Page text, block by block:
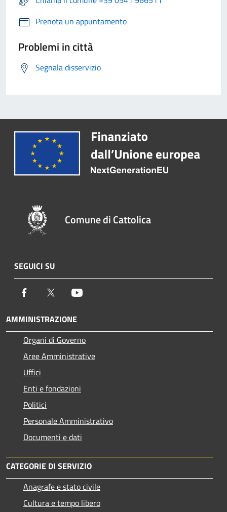
Prenota un appuntamento
Problemi in città
Segnala disservizio
Comune di Cattolica
SEGUICI SU
Facebook Twitter
AMMINISTRAZIONE
Organi di Governo
Aree Amministrative
Uffici
Enti e fondazioni
Politici
Personale Amministrativo
Documenti e dati
CATEGORIE DI SERVIZIO
Anagrafe e stato civile
Cultura e tempo libero